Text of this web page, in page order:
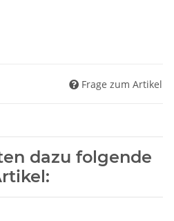
Frage zum Artikel
dazu folgende